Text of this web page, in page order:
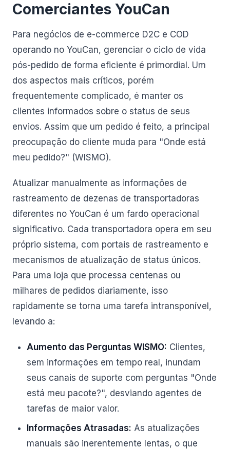
Comerciantes YouCan
Para negócios de e-commerce D2C e COD
operando no YouCan, gerenciar o ciclo de vida
pós-pedido de forma eficiente é primordial. Um
dos aspectos mais críticos, porém
frequentemente complicado, é manter os
clientes informados sobre o status de seus
envios. Assim que um pedido é feito, a principal
preocupação do cliente muda para "Onde está
meu pedido?" (WISMO).
Atualizar manualmente as informações de
rastreamento de dezenas de transportadoras
diferentes no YouCan é um fardo operacional
significativo. Cada transportadora opera em seu
próprio sistema, com portais de rastreamento e
mecanismos de atualização de status únicos.
Para uma loja que processa centenas ou
milhares de pedidos diariamente, isso
rapidamente se torna uma tarefa intransponível,
levando a:
Aumento das Perguntas WISMO: Clientes,
sem informações em tempo real, inundam
seus canais de suporte com perguntas "Onde
está meu pacote?", desviando agentes de
tarefas de maior valor.
Informações Atrasadas: As atualizações
manuais são inerentemente lentas, o que